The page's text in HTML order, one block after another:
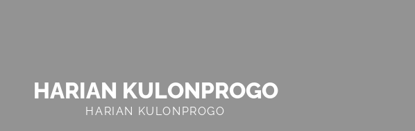
HARIAN KULONPROGO
HARIAN KULONPROGO